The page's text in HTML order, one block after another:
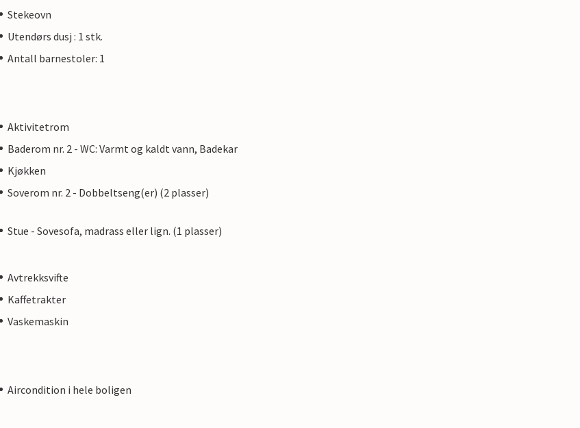
Stekeovn
Utendørs dusj : 1 stk.
Antall barnestoler: 1
Aktivitetrom
Baderom nr. 2 - WC: Varmt og kaldt vann, Badekar
Kjøkken
Soverom nr. 2 - Dobbeltseng(er) (2 plasser)
Stue - Sovesofa, madrass eller lign. (1 plasser)
Avtrekksvifte
Kaffetrakter
Vaskemaskin
Aircondition i hele boligen